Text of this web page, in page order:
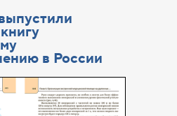
в России